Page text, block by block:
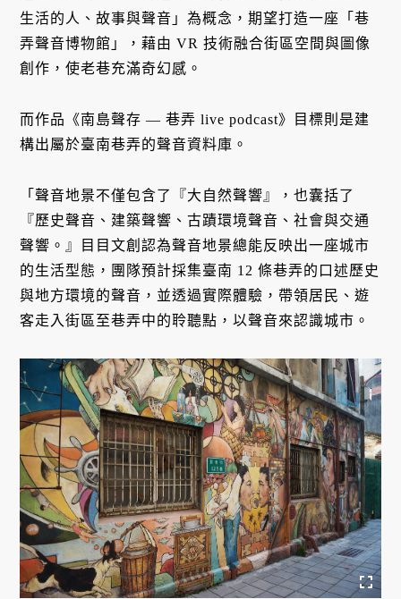
生活的人、故事與聲音」為概念，期望打造一座「巷
弄聲音博物館」，藉由 VR 技術融合街區空間與圖像
創作，使老巷充滿奇幻感。
而作品《南島聲存 — 巷弄 live podcast》目標則是建
構出屬於臺南巷弄的聲音資料庫。
「聲音地景不僅包含了『大自然聲響』，也囊括了
『歷史聲音、建築聲響、古蹟環境聲音、社會與交通
聲響。』目目文創認為聲音地景總能反映出一座城市
的生活型態，團隊預計採集臺南 12 條巷弄的口述歷史
與地方環境的聲音，並透過實際體驗，帶領居民、遊
客走入街區至巷弄中的聆聽點，以聲音來認識城市。